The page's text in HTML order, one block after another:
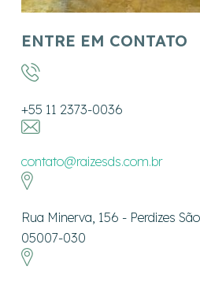
ENTRE EM CONTATO
+55 11 2373-0036
contato@raizesds.com.br
Rua Minerva, 156 - Perdizes
05007-030